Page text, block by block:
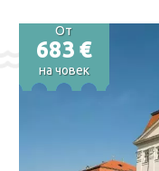
От
683 €
на човек